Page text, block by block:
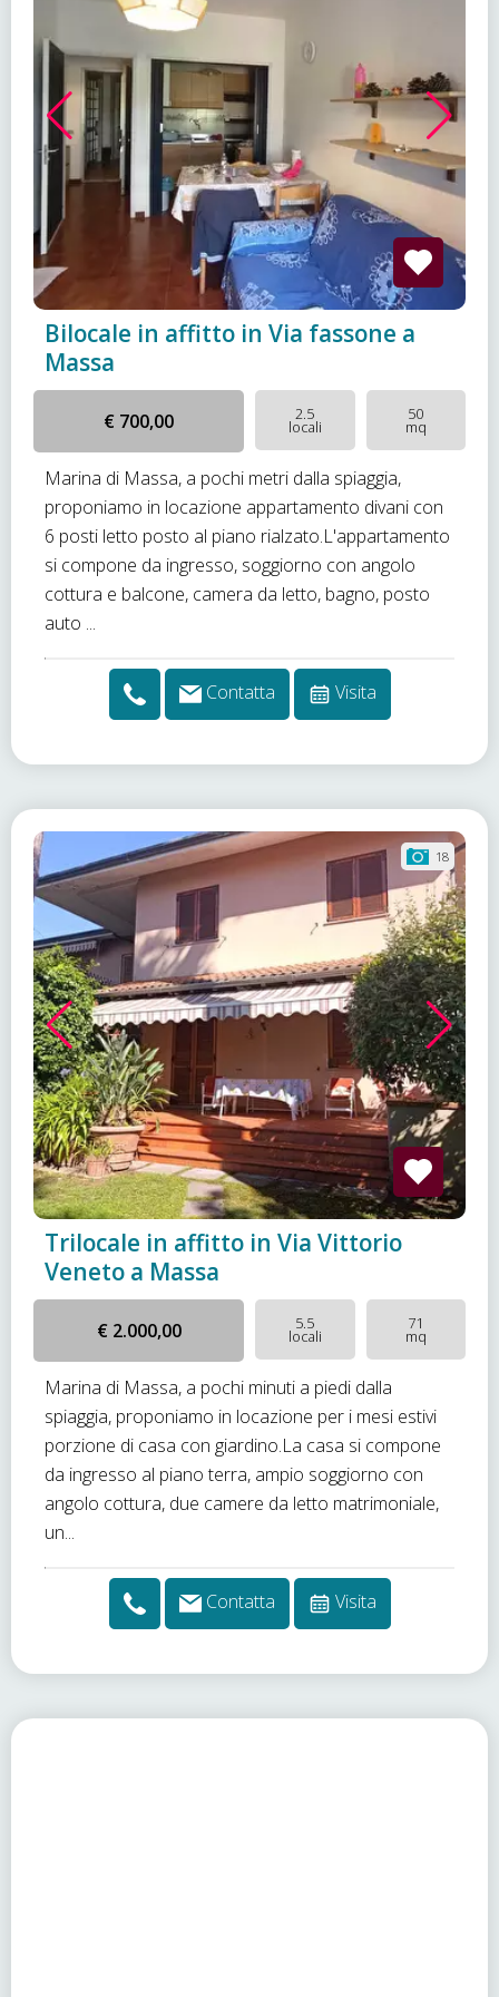
Bilocale in affitto in Via fassone a
Massa
€ 700,00 2.5
locali
50
mq
Marina di Massa, a pochi metri dalla spiaggia,
proponiamo in locazione appartamento divani con
6 posti letto posto al piano rialzato.L'appartamento
si compone da ingresso, soggiorno con angolo
cottura e balcone, camera da letto, bagno, posto
auto ...
Contatta Visita
18
Trilocale in affitto in Via Vittorio
Veneto a Massa
€ 2.000,00 5.5
locali
71
mq
Marina di Massa, a pochi minuti a piedi dalla
spiaggia, proponiamo in locazione per i mesi estivi
porzione di casa con giardino.La casa si compone
da ingresso al piano terra, ampio soggiorno con
angolo cottura, due camere da letto matrimoniale,
un...
Contatta Visita